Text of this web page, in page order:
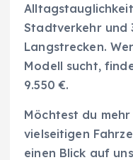
Stadtverkehr und
Langstrecken.
Modell sucht,
9.550 €.
Möchtest du mehr
vielseitigen
einen Blick auf